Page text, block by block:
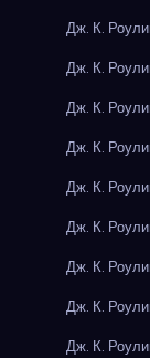
Дж. К.
Дж. К.
Дж. К.
Дж. К.
Дж. К.
Дж. К.
Дж. К.
Дж. К.
Дж. К.